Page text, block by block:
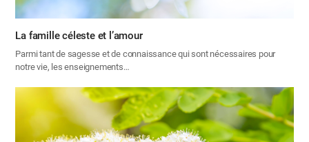
La famille céleste et l’amour
Parmi tant de sagesse et de connaissance qui sont nécessaires pour
notre vie, les enseignements…